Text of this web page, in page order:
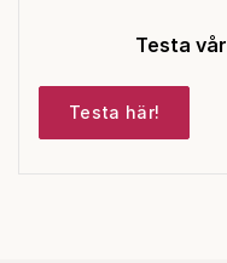
Testa
Testa här!